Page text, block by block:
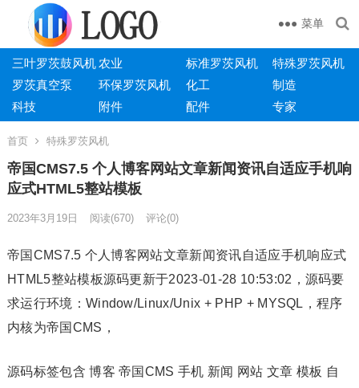
菜单
三叶罗茨鼓风机农业 标准罗茨风机
特殊罗茨风机
罗茨真空泵
环保罗茨风机 化工
制造
科技
附件 配件 专家
首页 特殊罗茨风机
帝国CMS7.5 个人博客网站文章新闻资讯自适应手机响
应式HTML5整站模板
2023年3月19日 阅读(670) 评论(0)
帝国CMS7.5 个人博客网站文章新闻资讯自适应手机响应式
HTML5整站模板源码更新于2023-01-28 10:53:02，源码要
求运行环境：Window/Linux/Unix + PHP + MYSQL，程序
内核为帝国CMS，
源码标签包含 博客 帝国CMS 手机 新闻 网站 文章 模板 自